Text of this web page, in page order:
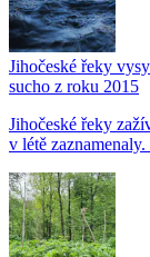
Jihočeské řeky
sucho z roku 2015
Jihočeské řeky
v létě